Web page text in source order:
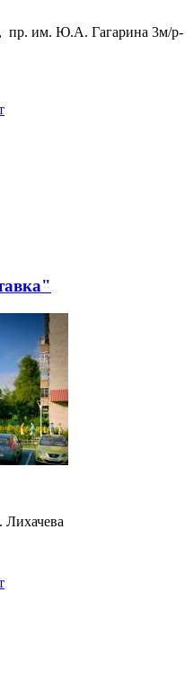
пр. им. Ю.А. Гагарина 3м/р-
Лихачева